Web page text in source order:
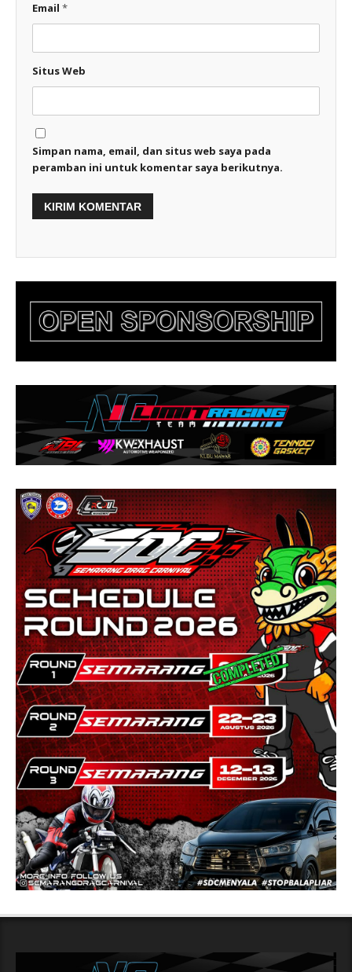
Email *
Situs Web
Simpan nama, email, dan situs web saya pada
peramban ini untuk komentar saya berikutnya.